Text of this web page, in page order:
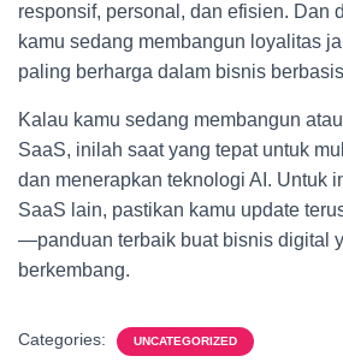
responsif, personal, dan efisien. Dan
kamu sedang membangun loyalitas
paling berharga dalam bisnis
Kalau kamu sedang membangun
SaaS, inilah saat yang tepat untuk
dan menerapkan teknologi AI. Untuk
SaaS lain, pastikan kamu update
—panduan terbaik buat bisnis digital
berkembang.
Categories: UNCATEGORIZED